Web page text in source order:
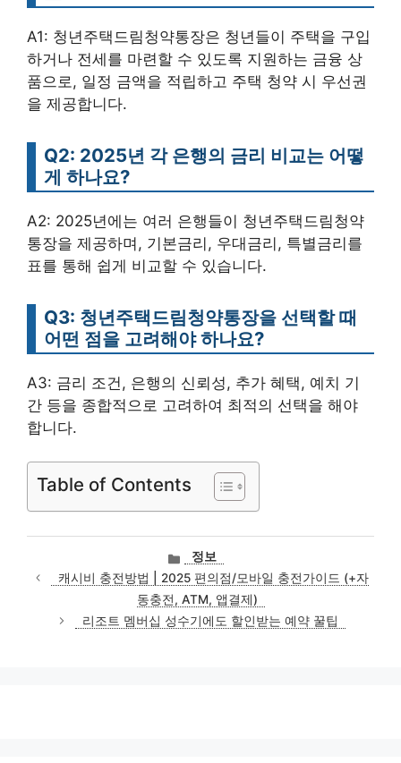
A1: 청년주택드림청약통장은 청년들이 주택을 구입
하거나 전세를 마련할 수 있도록 지원하는 금융 상
품으로, 일정 금액을 적립하고 주택 청약 시 우선권
을 제공합니다.
Q2: 2025년 각 은행의 금리 비교는 어떻
게 하나요?
A2: 2025년에는 여러 은행들이 청년주택드림청약
통장을 제공하며, 기본금리, 우대금리, 특별금리를
표를 통해 쉽게 비교할 수 있습니다.
Q3: 청년주택드림청약통장을 선택할 때
어떤 점을 고려해야 하나요?
A3: 금리 조건, 은행의 신뢰성, 추가 혜택, 예치 기
간 등을 종합적으로 고려하여 최적의 선택을 해야
합니다.
Table of Contents
카
테
고
리
정보
캐시비 충전방법 | 2025 편의점/모바일 충전가이드 (+자
동충전, ATM, 앱결제)
리조트 멤버십 성수기에도 할인받는 예약 꿀팁